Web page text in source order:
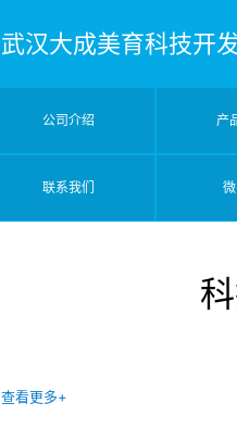
武汉大成美育科技开
公司介绍 产
联系我们
查看更多+